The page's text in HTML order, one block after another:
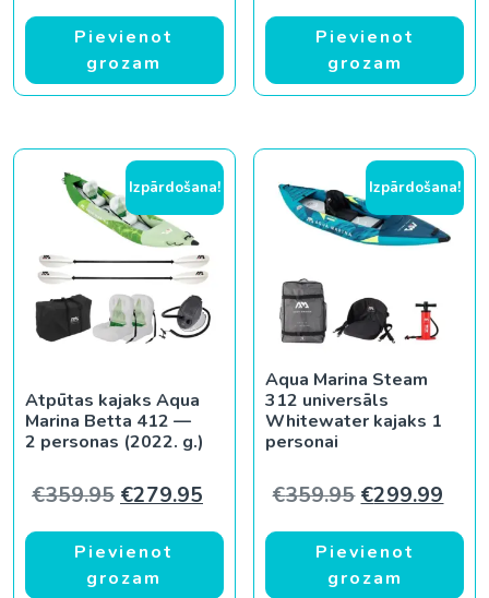
Pievienot
grozam
Pievienot
grozam
Izpārdošana!
Atpūtas kajaks Aqua
Marina Betta 412 —
2 personas (2022. g.)
€359.95 Original price was: €359.95.
€279.95 Current price is: €279.95.
Pievienot
grozam
Izpārdošana!
Aqua Marina Steam
312 universāls
Whitewater kajaks 1
personai
€359.95 Original
€299.99
Pievienot
grozam